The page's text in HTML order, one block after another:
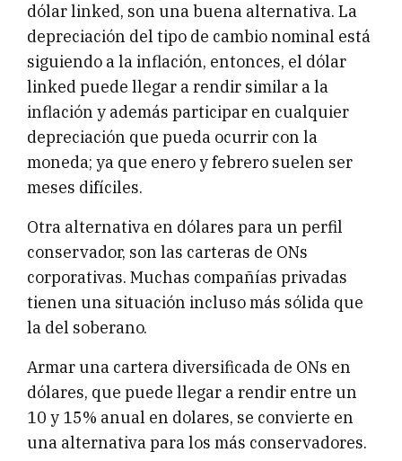
dólar linked, son una buena alternativa. La
depreciación del tipo de cambio nominal está
siguiendo a la inflación, entonces, el dólar
linked puede llegar a rendir similar a la
inflación y además participar en cualquier
depreciación que pueda ocurrir con la
moneda; ya que enero y febrero suelen ser
meses difíciles.
Otra alternativa en dólares para un perfil
conservador, son las carteras de ONs
corporativas. Muchas compañías privadas
tienen una situación incluso más sólida que
la del soberano.
Armar una cartera diversificada de ONs en
dólares, que puede llegar a rendir entre un
10 y 15% anual en dolares, se convierte en
una alternativa para los más conservadores.